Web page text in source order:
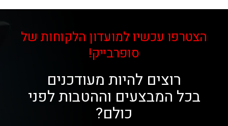
הצטרפו עכשיו למועדון הלקוחות של
סופרבייק!
רוצים להיות מעודכנים
בכל המבצעים וההטבות לפני
כולם?